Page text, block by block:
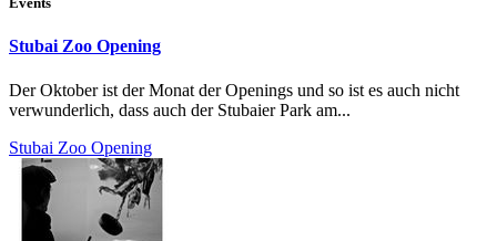
Stubai Zoo Opening
Der Oktober ist der Monat der Openings und so ist es auch nicht
verwunderlich, dass auch der Stubaier Park am...
Stubai Zoo Opening